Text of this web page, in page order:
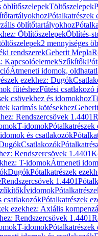
öblítőszelepekTöltőszelepek
Pótalkatrészek
öblítőtartályokhoz
ÖblítőszelepekÖblítés-
2 mennyiséges
rendszerekGeberit Mepla
KapcsolóelemekSzűkítők
Átmeneti idomok,
ezekhez: Dugók
fűtéshezFűtési csatlakozó
csövekhez és idomokhoz
karimás kötésekhez
Rendszercsövek 1.4401
T-idomok
és csatlakozók
Csatlakozók
Rendszercsövek 1.4401
T-idomokÁtmeneti
DugókPótalkatrészek
Rendszercsövek 1.4401
Ívidomok
csatlakozókPótalkatrészek
ezekhez: Axiális
Rendszercsövek 1.4401
T-idomok